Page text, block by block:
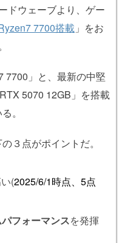
ドウェーブより、ゲー
7700搭載 」をお
7700」と、最新の中堅
5070 12GB」を搭載
。
３点がポイントだ。
(2025/6/1時点、5点
フォーマンスを発揮